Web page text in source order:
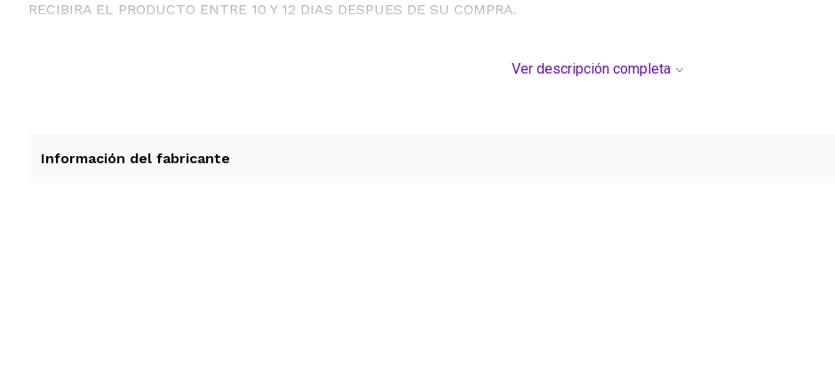
RECIBIRA EL PRODUCTO ENTRE 10 Y 12 DIAS DESPUES DE SU COMPRA.
Ver descripción completa
Información del fabricante